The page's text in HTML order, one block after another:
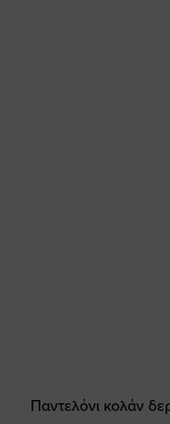
Παντελόνι κολάν